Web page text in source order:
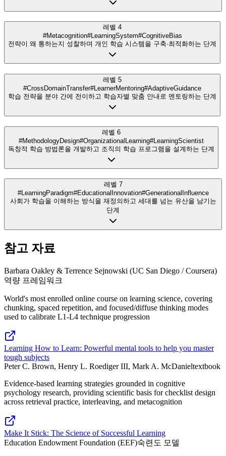
레벨 4
#Metacognition#LearningSystem#CognitiveBias
전략이 왜 통하는지 성찰하며 개인 학습 시스템을 구축·최적화하는 단계
레벨 5
#CrossDomainTransfer#LearnerMentoring#AdaptiveGuidance
학습 전략을 분야 간에 전이하고 학습자별 맞춤 안내로 멘토링하는 단계
레벨 6
#MethodologyDesign#OrganizationalLearning#LearningScientist
독창적 학습 방법론을 개발하고 조직의 학습 프로그램을 설계하는 단계
레벨 7
#LearningParadigm#EducationalInnovation#GenerationalInfluence
사회가 학습을 이해하는 방식을 재정의하고 세대를 넘는 유산을 남기는
단계
참고 자료
Barbara Oakley & Terrence Sejnowski (UC San Diego / Coursera)
역량 프레임워크
World's most enrolled online course on learning science, covering
chunking, spaced repetition, and focused/diffuse thinking modes
used to calibrate L1-L4 technique progression
Learning How to Learn: Powerful mental tools to help you master
tough subjects
Peter C. Brown, Henry L. Roediger III, Mark A. McDanieltextbook
Evidence-based learning strategies grounded in cognitive
psychology research, providing scientific basis for checklist design
across retrieval practice, interleaving, and metacognition
Make It Stick: The Science of Successful Learning
Education Endowment Foundation (EEF)숙련도 모델